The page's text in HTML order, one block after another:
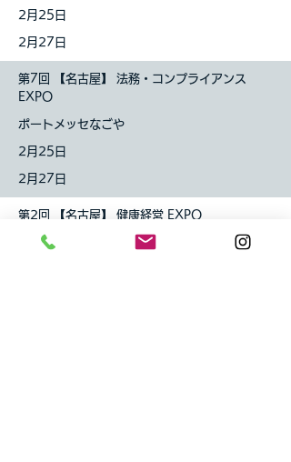
2月25日
2月27日
第7回 【名古屋】 法務・コンプライアンス
EXPO
ポートメッセなごや
2月25日
2月27日
第2回 【名古屋】 健康経営 EXPO
ポートメッセなごや